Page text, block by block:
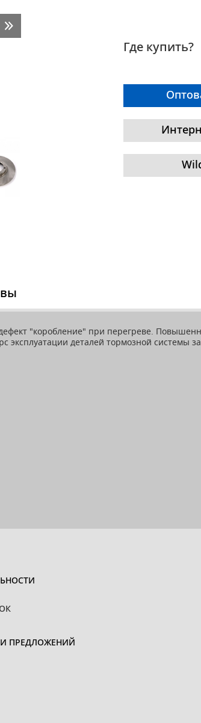
Где купить?
"коробление" при перегреве.
эксплуатации деталей тормозной системы
И ПРЕДЛОЖЕНИЙ